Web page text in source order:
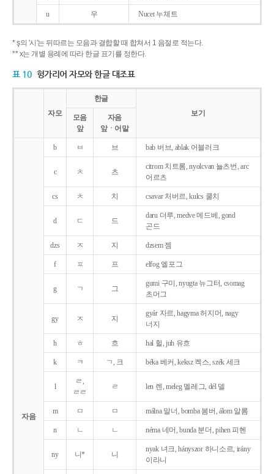
u 우 Nucet 누체트
* ş의 '시'는 뒤따르는 모음과 결합할 때 합쳐서 1 음절로 적는다.
** x는 개별 용례에 따라 한글 표기를 정한다.
표 10 헝가리어 자모와 한글 대조표
자모
한글
보기
모음
앞
자음
앞ㆍ어말
자음
b ㅂ 브 bab 버브, ablak 어블러크
c ㅊ 츠
citrom 치트롬, nyolcvan 뇰츠번, arc
어르츠
cs ㅊ 치 csavar 처버르, kulcs 쿨치
d ㄷ 드
daru 더루, medve 메드베, gond
곤드
dzs ㅈ 지 dzsem 젬
f ㅍ 프 elfog 엘포그
g ㄱ 그
gumi 구미, nyugta 뉴그터, csomag
초머그
gy ㅈ 지
gyár 자르, hagyma 허지머, nagy
너지
h ㅎ 흐 hal 헐, juh 유흐
k ㅋ ㄱ, 크 béka 베커, keksz 켁스, szék 세크
l
ㄹ,
ㄹㄹ
ㄹ len 렌, meleg 멜레그, dél 델
m ㅁ ㅁ málna 말너, bomba 봄버, álom 알롬
n ㄴ ㄴ néma 네머, bunda 분더, pihen 피헨
ny 니* 니
nyak 녀크, hányszor 하니소르, irány
이라니